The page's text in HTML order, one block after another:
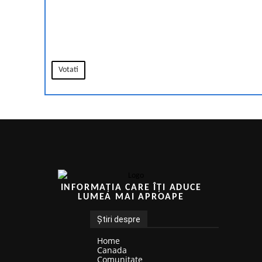
Votati
INFORMAȚIA CARE ÎȚI ADUCE
LUMEA MAI APROAPE
Știri despre
Home
Canada
Comunitate